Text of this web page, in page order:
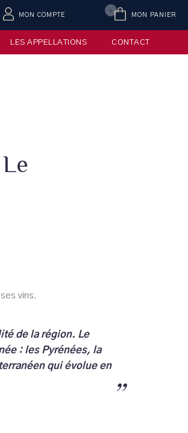
MON COMPTE MON PANIER
0
LES APPELLATIONS CONTACT
vins.
de la région. Le
: les Pyrénées, la
qui évolue en